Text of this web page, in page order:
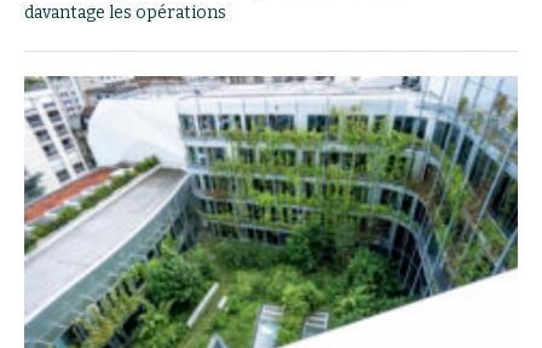
davantage les opérations